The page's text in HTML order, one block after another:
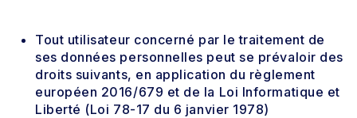
Tout utilisateur concerné par le traitement de
ses données personnelles peut se prévaloir des
droits suivants, en application du règlement
européen 2016/679 et de la Loi Informatique et
Liberté (Loi 78-17 du 6 janvier 1978)